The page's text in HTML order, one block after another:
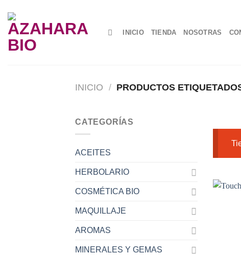
contenido
INICIO TIENDA NOSOTRAS
INICIO / PRODUCTOS
CATEGORÍAS
ACEITES
HERBOLARIO
COSMÉTICA BIO
MAQUILLAJE
AROMAS
MINERALES Y GEMAS